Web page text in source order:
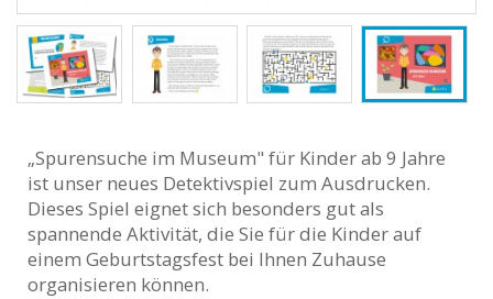
„Spurensuche im Museum" für Kinder ab 9 Jahre
ist unser neues Detektivspiel zum Ausdrucken.
Dieses Spiel eignet sich besonders gut als
spannende Aktivität, die Sie für die Kinder auf
einem Geburtstagsfest bei Ihnen Zuhause
organisieren können.